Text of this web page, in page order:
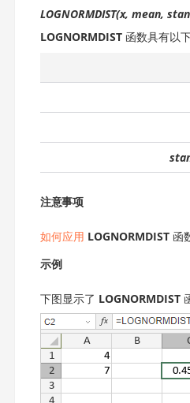
LOGNORMDIST(x, mean,
LOGNORMDIST 函数具有以
注意事项
如何应用 LOGNORMDIST 函
示例
下图显示了 LOGNORMDIST